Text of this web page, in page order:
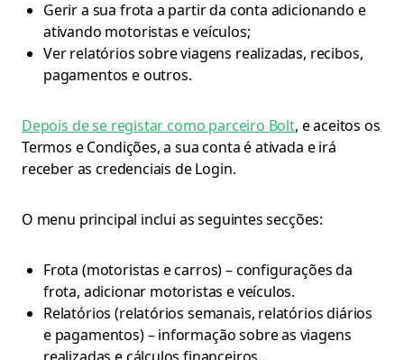
Gerir a sua frota a partir da conta adicionando e
ativando motoristas e veículos;
Ver relatórios sobre viagens realizadas, recibos,
pagamentos e outros.
Depois de se registar como parceiro Bolt, e aceitos os
Termos e Condições, a sua conta é ativada e irá
receber as credenciais de Login.
O menu principal inclui as seguintes secções:
Frota (motoristas e carros) – configurações da
frota, adicionar motoristas e veículos.
Relatórios (relatórios semanais, relatórios diários
e pagamentos) – informação sobre as viagens